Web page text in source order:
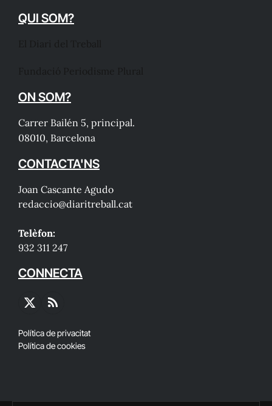
QUI SOM?
ON SOM?
Carrer Bailén 5, principal.
08010, Barcelona
CONTACTA'NS
Joan Cascante Agudo
redaccio@diaritreball.cat
Telèfon:
932 311 247
CONNECTA
X
RSS
Política de privacitat
Política de cookies